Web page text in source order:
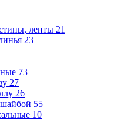
ленты 21
23
73
27
26
55
10